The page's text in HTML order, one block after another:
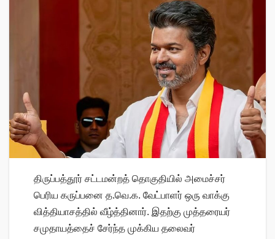
திருப்பத்தூர் சட்டமன்றத் தொகுதியில் அமைச்சர்
பெரிய கருப்பனை த.வெ.க. வேட்பாளர் ஒரு வாக்கு
வித்தியாசத்தில் வீழ்த்தினார். இதற்கு முத்தரையர்
சமுதாயத்தைச் சேர்ந்த முக்கிய தலைவர்